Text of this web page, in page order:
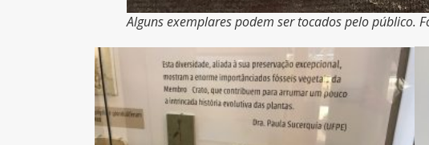
Alguns exemplares podem ser tocados pelo público.